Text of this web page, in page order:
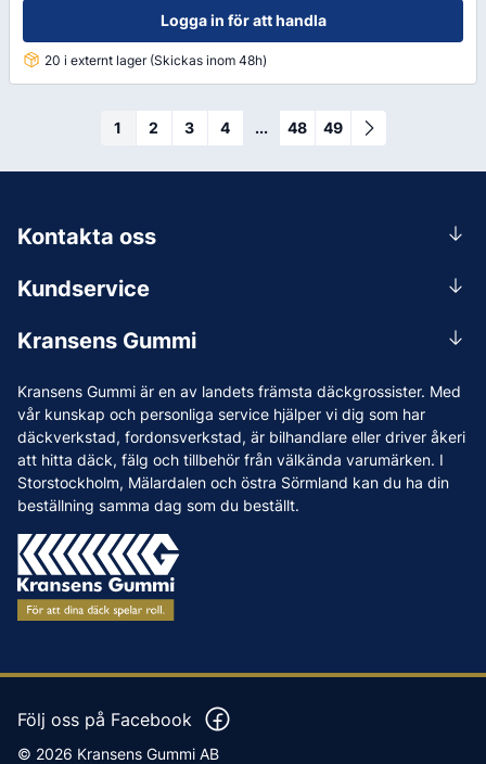
Logga in för att handla
20 i externt lager (Skickas inom 48h)
1 2 3 4 ... 48 49
Kransens Gummi är en av landets främsta däckgrossister. Med
vår kunskap och personliga service hjälper vi dig som har
däckverkstad, fordonsverkstad, är bilhandlare eller driver åkeri
att hitta däck, fälg och tillbehör från välkända varumärken. I
Storstockholm, Mälardalen och östra Sörmland kan du ha din
beställning samma dag som du beställt.
Kundservice
Leverans
Reklamation & återköp
Betalning & faktura
Köpvillkor
Vanliga frågor och svar
Kransens Gummi
Vi som jobbar på Kransens Gummi
Jobba hos oss
Nyheter
Tips & Råd
Varumärken
Våra Verkstäder
Press
Kontakta oss
0156-409 00
Mån-Tors 07.30-16:30, Fre 07.30-15.00.
Lunchstängt 12:00-12:30
Följ oss på Facebook
© 2026 Kransens Gummi AB